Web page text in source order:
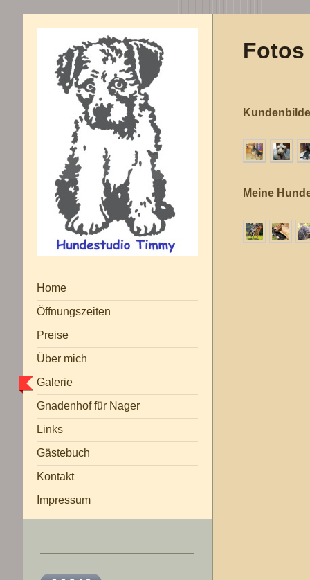
Hundestudio Timmy
Home
Öffnungszeiten
Preise
Über mich
Galerie
Gnadenhof für Nager
Links
Gästebuch
Kontakt
Impressum
Fotos
Meine